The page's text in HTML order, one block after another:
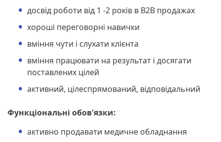
досвід роботи від 1 -2 років в B2B продажах
хороші переговорні навички
вміння чути і слухати клієнта
вміння працювати на результат і досягати
поставлених цілей
активний, цілеспрямований, відповідальний
Функціональні обов'язки:
активно продавати медичне обладнання